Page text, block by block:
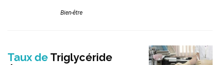
Bien-être
Taux de Triglycéride